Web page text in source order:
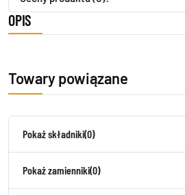
OPIS
Towary powiązane
Pokaż składniki(0)
Pokaż zamienniki(0)